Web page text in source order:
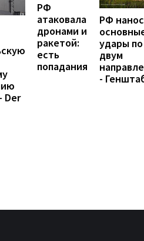
Der
РФ
атаковала
дронами и
ракетой:
есть
попадания
РФ
удары по
двум
-